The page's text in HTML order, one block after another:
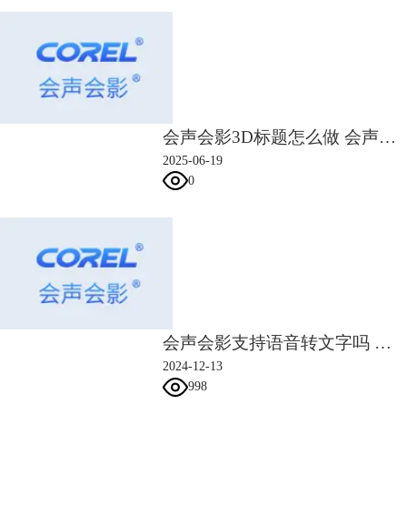
会声会影3D标题怎么做 会声会影3D标题角度怎么调
2025-06-19
0
会声会影支持语音转文字吗 会声会影识别字幕功能
2024-12-13
998